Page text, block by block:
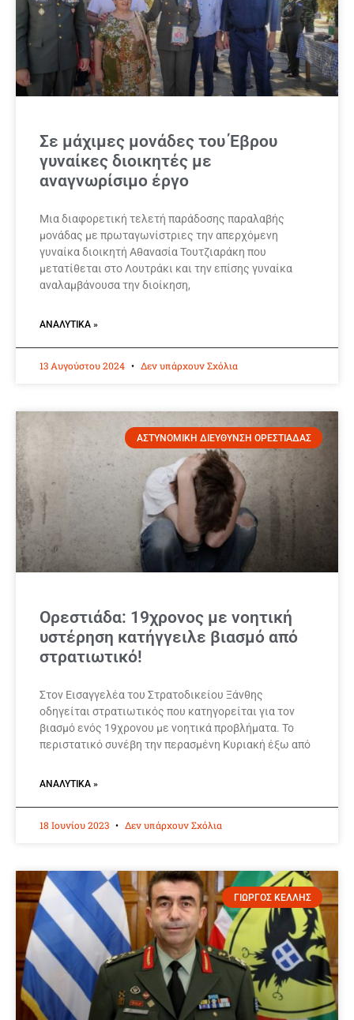
Σε μάχιμες μονάδες του Έβρου
γυναίκες διοικητές με
αναγνωρίσιμο έργο
Μια διαφορετική τελετή παράδοσης παραλαβής
μονάδας με πρωταγωνίστριες την απερχόμενη
γυναίκα διοικητή Αθανασία Τουτζιαράκη που
μετατίθεται στο Λουτράκι και την επίσης γυναίκα
αναλαμβάνουσα την διοίκηση,
ΑΝΑΛΥΤΙΚΆ »
13 Αυγούστου 2024 Δεν υπάρχουν Σχόλια
ΑΣΤΥΝΟΜΙΚΗ ΔΙΕΥΘΥΝΣΗ ΟΡΕΣΤΙΑΔΑΣ
Ορεστιάδα: 19χρονος με νοητική
υστέρηση κατήγγειλε βιασμό από
στρατιωτικό!
Στον Εισαγγελέα του Στρατοδικείου Ξάνθης
οδηγείται στρατιωτικός που κατηγορείται για τον
βιασμό ενός 19χρονου με νοητικά προβλήματα. Το
περιστατικό συνέβη την περασμένη Κυριακή έξω από
ΑΝΑΛΥΤΙΚΆ »
18 Ιουνίου 2023 Δεν υπάρχουν Σχόλια
ΓΙΩΡΓΟΣ ΚΕΛΛΗΣ